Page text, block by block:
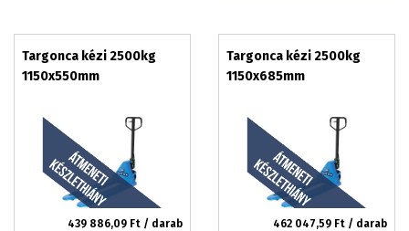
Targonca kézi 2500kg
1150x550mm
439 886,09 Ft / darab
Targonca kézi 2500kg
1150x685mm
462 047,59 Ft / darab